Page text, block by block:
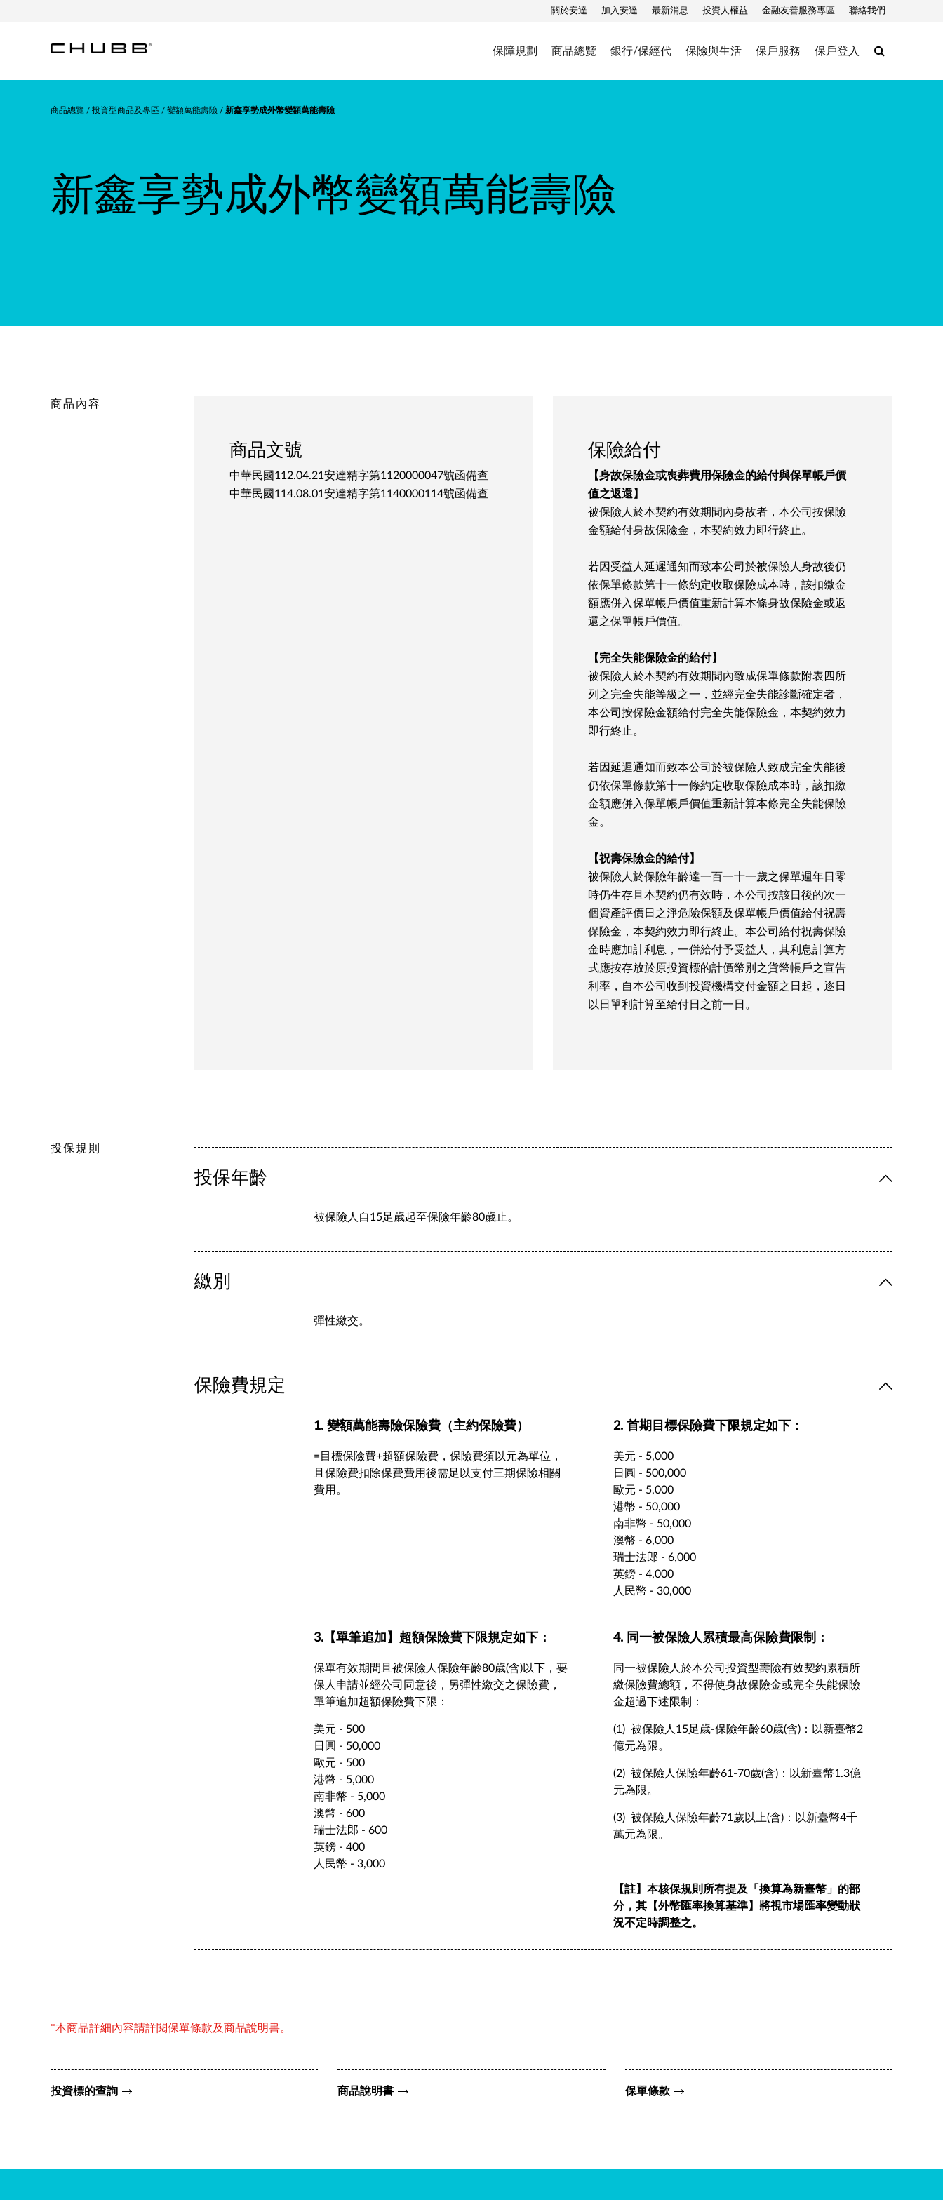
關於安達 加入安達 最新消息 投資人權益 金融友善服務專區 聯絡我們
保障規劃 商品總覽 銀行/保經代 保險與生活 保戶服務 保戶登入 Search
商品總覽 投資型商品及專區 變額萬能壽險 新鑫享勢成外幣變額萬能壽險
新鑫享勢成外幣變額萬能壽險
商品內容
商品文號
中華民國112.04.21安達精字第1120000047號函備查
中華民國114.08.01安達精字第1140000114號函備查
保險給付
【身故保險金或喪葬費用保險金的給付與保單帳戶價
值之返還】
被保險人於本契約有效期間內身故者，本公司按保險
金額給付身故保險金，本契約效力即行終止。
若因受益人延遲通知而致本公司於被保險人身故後仍
依保單條款第十一條約定收取保險成本時，該扣繳金
額應併入保單帳戶價值重新計算本條身故保險金或返
還之保單帳戶價值。
【完全失能保險金的給付】
被保險人於本契約有效期間內致成保單條款附表四所
列之完全失能等級之一，並經完全失能診斷確定者，
本公司按保險金額給付完全失能保險金，本契約效力
即行終止。
若因延遲通知而致本公司於被保險人致成完全失能後
仍依保單條款第十一條約定收取保險成本時，該扣繳
金額應併入保單帳戶價值重新計算本條完全失能保險
金。
【祝壽保險金的給付】
被保險人於保險年齡達一百一十一歲之保單週年日零
時仍生存且本契約仍有效時，本公司按該日後的次一
個資產評價日之淨危險保額及保單帳戶價值給付祝壽
保險金，本契約效力即行終止。本公司給付祝壽保險
金時應加計利息，一併給付予受益人，其利息計算方
式應按存放於原投資標的計價幣別之貨幣帳戶之宣告
利率，自本公司收到投資機構交付金額之日起，逐日
以日單利計算至給付日之前一日。
投保規則
投保年齡
被保險人自15足歲起至保險年齡80歲止。
繳別
彈性繳交。
保險費規定
1. 變額萬能壽險保險費（主約保險費）
=目標保險費+超額保險費，保險費須以元為單位，
且保險費扣除保費費用後需足以支付三期保險相關
費用。
2. 首期目標保險費下限規定如下：
美元 - 5,000
日圓 - 500,000
歐元 - 5,000
港幣 - 50,000
南非幣 - 50,000
澳幣 - 6,000
瑞士法郎 - 6,000
英鎊 - 4,000
人民幣 - 30,000
3.【單筆追加】超額保險費下限規定如下：
保單有效期間且被保險人保險年齡80歲(含)以下，要
保人申請並經公司同意後，另彈性繳交之保險費，
單筆追加超額保險費下限：
美元 - 500
日圓 - 50,000
歐元 - 500
港幣 - 5,000
南非幣 - 5,000
澳幣 - 600
瑞士法郎 - 600
英鎊 - 400
人民幣 - 3,000
4. 同一被保險人累積最高保險費限制：
同一被保險人於本公司投資型壽險有效契約累積所
繳保險費總額，不得使身故保險金或完全失能保險
金超過下述限制：
(1) 被保險人15足歲-保險年齡60歲(含)：以新臺幣2
億元為限。
(2) 被保險人保險年齡61-70歲(含)：以新臺幣1.3億
元為限。
(3) 被保險人保險年齡71歲以上(含)：以新臺幣4千
萬元為限。
【註】本核保規則所有提及「換算為新臺幣」的部
分，其【外幣匯率換算基準】將視市場匯率變動狀
況不定時調整之。
*本商品詳細內容請詳閱保單條款及商品說明書。
投資標的查詢 商品說明書 保單條款